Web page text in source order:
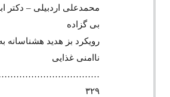
محمدعلی اردبیلی – دکتر
بی گزاده
رویکرد بز هدید هشناسانه
ناامنی غذایی
۳۲۹